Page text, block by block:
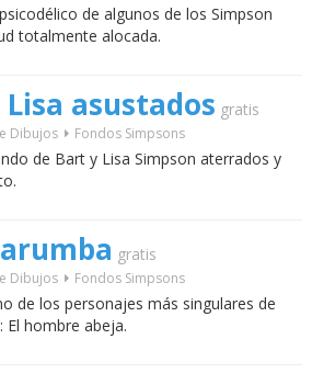
de algunos de los Simpson
totalmente alocada.
asustados gratis
Dibujos Fondos Simpsons
de Bart y Lisa Simpson aterrados y
gratis
Dibujos Fondos Simpsons
de los personajes más singulares de
El hombre abeja.